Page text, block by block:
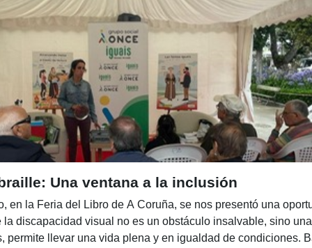
Una ventana a la inclusión
en la Feria del Libro de A Coruña, se nos presentó una
la discapacidad visual no es un obstáculo insalvable, sino
permite llevar una vida plena y en igualdad de condiciones.